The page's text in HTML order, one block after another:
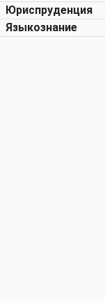
Юриспруденция
Языкознание